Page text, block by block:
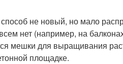
не новый, но мало
нет (например, на
мешки для выращивания
площадке.